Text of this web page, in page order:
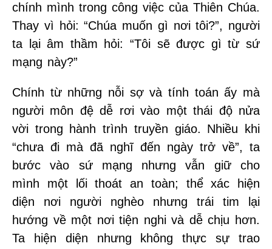
chính mình trong công việc của Thiên Chúa.
Thay vì hỏi: “Chúa muốn gì nơi tôi?”, người
ta lại âm thầm hỏi: “Tôi sẽ được gì từ sứ
mạng này?”
Chính từ những nỗi sợ và tính toán ấy mà
người môn đệ dễ rơi vào một thái độ nửa
vời trong hành trình truyền giáo. Nhiều khi
“chưa đi mà đã nghĩ đến ngày trở về”, ta
bước vào sứ mạng nhưng vẫn giữ cho
mình một lối thoát an toàn; thể xác hiện
diện nơi người nghèo nhưng trái tim lại
hướng về một nơi tiện nghi và dễ chịu hơn.
Ta hiện diện nhưng không thực sự trao